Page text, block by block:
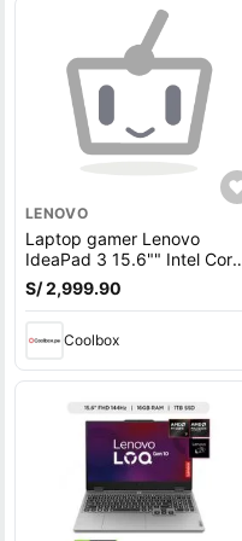
LENOVO
Laptop gamer Lenovo
IdeaPad 3 15.6"" Intel Core
5 1.10Ghz, 512GB SSD, 8GB
RAM, FreeDOS - sin sistema
S/ 2,999.90
Coolbox